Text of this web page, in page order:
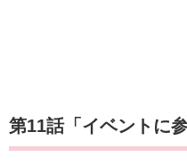
第11話「イベントに